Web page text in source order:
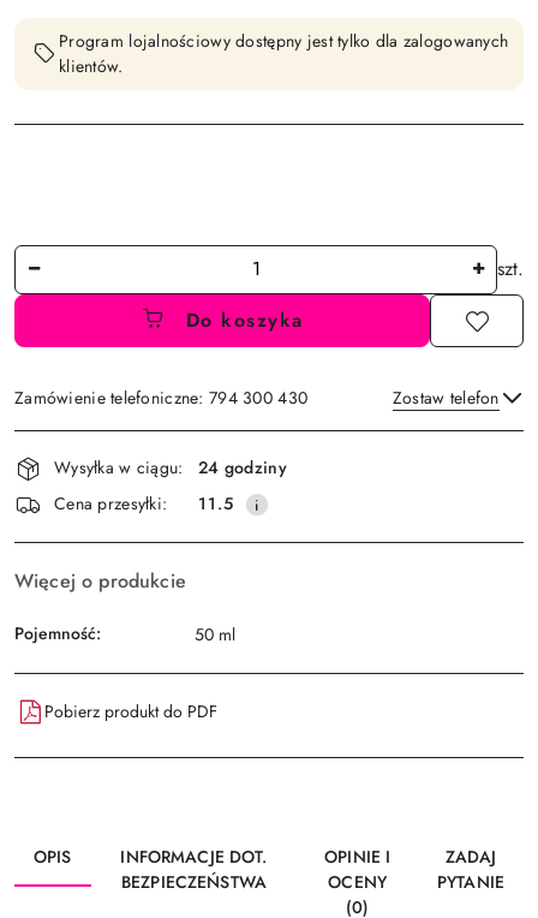
Program lojalnościowy dostępny jest tylko dla zalogowanych
klientów.
Ilość
szt.
Do koszyka
Zamówienie telefoniczne: 794 300 430 Zostaw telefon
Wyślij
Dostępność
i
dostawa
Wysyłka w ciągu:
24 godziny
Cena przesyłki:
11.5
Więcej o produkcie
Pojemność: 50 ml
Pobierz produkt do PDF
OPIS
INFORMACJE DOT.
BEZPIECZEŃSTWA
OPINIE I
OCENY
(0)
ZADAJ
PYTANIE